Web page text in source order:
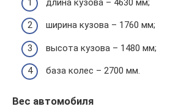
ширина кузова – 1760 мм;
высота кузова – 1480 мм;
база колес – 2700 мм.
Вес автомобиля